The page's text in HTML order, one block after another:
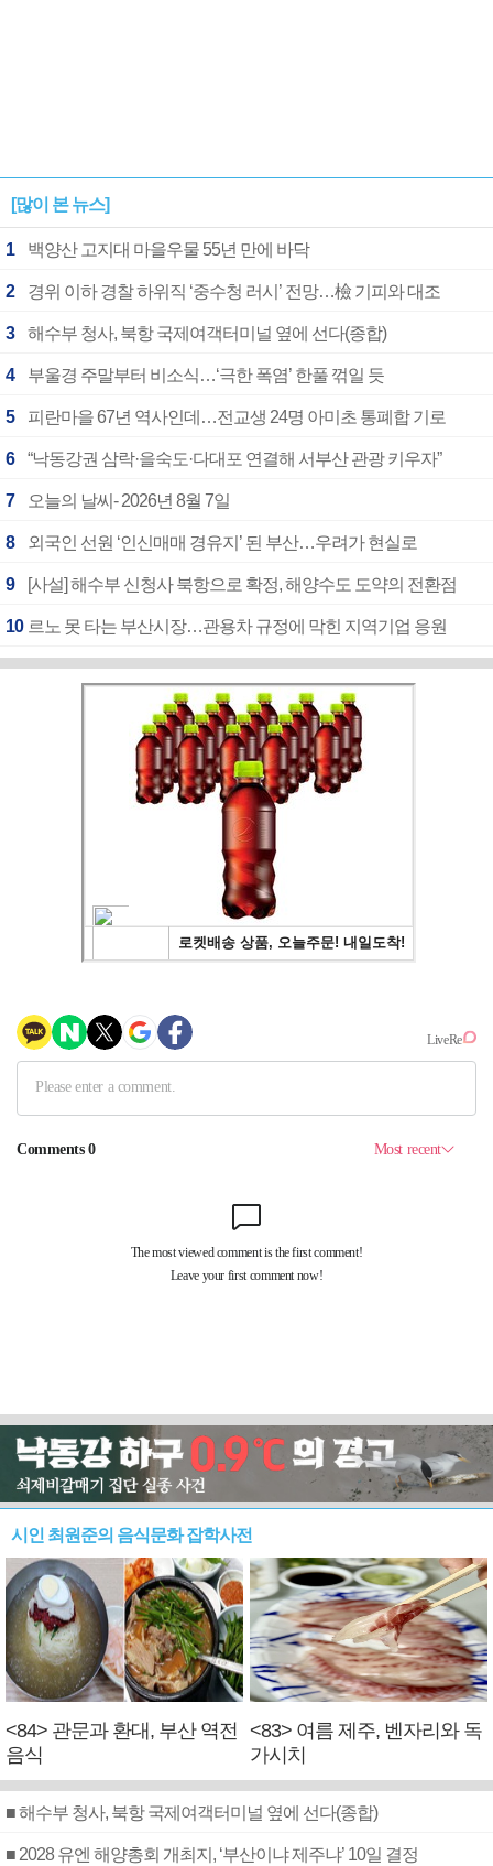
[많이 본 뉴스]
1 백양산 고지대 마을우물 55년 만에 바닥
2 경위 이하 경찰 하위직 ‘중수청 러시’ 전망…檢 기피와 대조
3 해수부 청사, 북항 국제여객터미널 옆에 선다(종합)
4 부울경 주말부터 비소식…‘극한 폭염’ 한풀 꺾일 듯
5 피란마을 67년 역사인데…전교생 24명 아미초 통폐합 기로
6 “낙동강권 삼락·을숙도·다대포 연결해 서부산 관광 키우자”
7 오늘의 날씨- 2026년 8월 7일
8 외국인 선원 ‘인신매매 경유지’ 된 부산…우려가 현실로
9 [사설] 해수부 신청사 북항으로 확정, 해양수도 도약의 전환점
10 르노 못 타는 부산시장…관용차 규정에 막힌 지역기업 응원
시인 최원준의 음식문화 잡학사전
<84> 관문과 환대, 부산 역전
음식
<83> 여름 제주, 벤자리와 독
가시치
■ 해수부 청사, 북항 국제여객터미널 옆에 선다(종합)
■ 2028 유엔 해양총회 개최지, ‘부산이냐 제주냐’ 10일 결정